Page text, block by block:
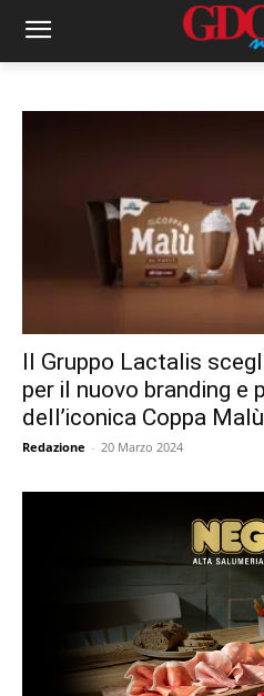
Il Gruppo Lactalis
per il nuovo branding e
dell’iconica Coppa Malù
Redazione - 20 Marzo 2024